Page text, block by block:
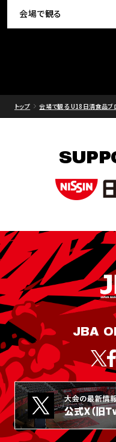
会場で観る
トップ 会場で観る U18日清食品ブ
JBA